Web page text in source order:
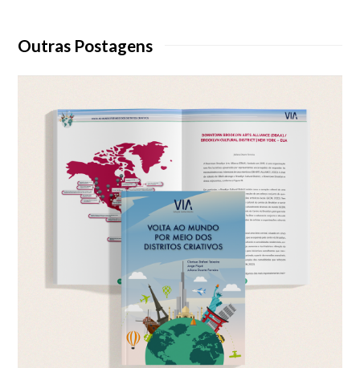
Outras Postagens